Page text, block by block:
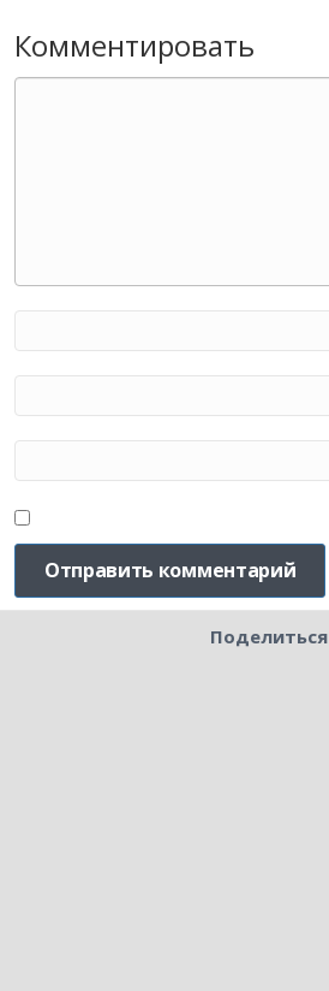
Комментировать
Поделиться